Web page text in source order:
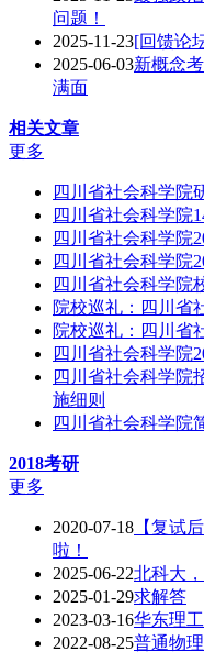
问题！
2025-11-23[回馈论
2025-06-03新概念
满面
相关文章
更多
四川省社会科学院
四川省社会科学院
四川省社会科学院
四川省社会科学院
四川省社会科学院
院校巡礼：四川省
院校巡礼：四川省
四川省社会科学院
四川省社会科学院
施细则
四川省社会科学院
2018考研
更多
2020-07-18 【复试
啦！
2025-06-22北科大
2025-01-29求解答
2023-03-16华东理
2022-08-25普通物